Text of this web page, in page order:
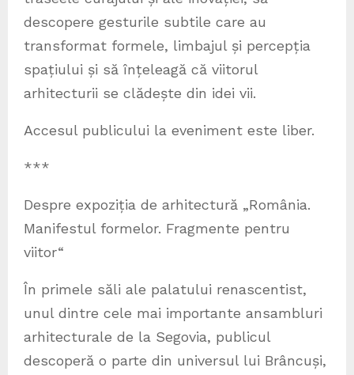
descopere gesturile subtile care au
transformat formele, limbajul și percepția
spațiului și să înțeleagă că viitorul
arhitecturii se clădește din idei vii.
Accesul publicului la eveniment este liber.
***
Despre expoziția de arhitectură „România.
Manifestul formelor. Fragmente pentru
viitor“
În primele săli ale palatului renascentist,
unul dintre cele mai importante ansambluri
arhitecturale de la Segovia, publicul
descoperă o parte din universul lui Brâncuși,